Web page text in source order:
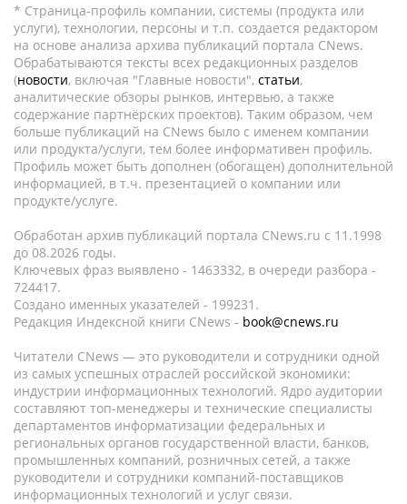
* Страница-профиль компании, системы (продукта или
услуги), технологии, персоны и т.п. создается редактором
на основе анализа архива публикаций портала CNews.
Обрабатываются тексты всех редакционных разделов
(новости, включая "Главные новости", статьи,
аналитические обзоры рынков, интервью, а также
содержание партнёрских проектов). Таким образом, чем
больше публикаций на CNews было с именем компании
или продукта/услуги, тем более информативен профиль.
Профиль может быть дополнен (обогащен) дополнительной
информацией, в т.ч. презентацией о компании или
продукте/услуге.
Обработан архив публикаций портала CNews.ru c 11.1998
до 08.2026 годы.
Ключевых фраз выявлено - 1463332, в очереди разбора -
724417.
Создано именных указателей - 199231.
Редакция Индексной книги CNews - book@cnews.ru
Читатели CNews — это руководители и сотрудники одной
из самых успешных отраслей российской экономики:
индустрии информационных технологий. Ядро аудитории
составляют топ-менеджеры и технические специалисты
департаментов информатизации федеральных и
региональных органов государственной власти, банков,
промышленных компаний, розничных сетей, а также
руководители и сотрудники компаний-поставщиков
информационных технологий и услуг связи.